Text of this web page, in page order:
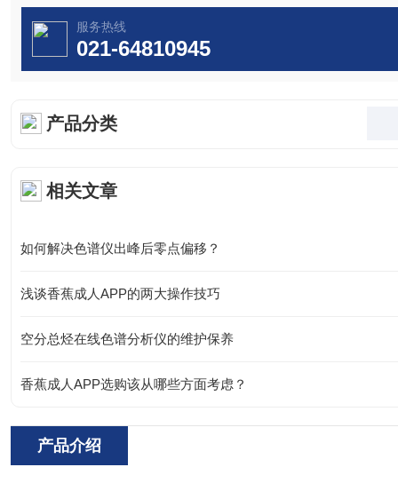
服务热线
021-64810945
产品分类
相关文章
如何解决色谱仪出峰后零点偏移？
浅谈香蕉成人APP的两大操作技巧
空分总烃在线色谱分析仪的维护保养
香蕉成人APP选购该从哪些方面考虑？
产品介绍